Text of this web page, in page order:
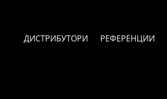
ДИСТРИБУТОРИ РЕФЕРЕНЦИИ